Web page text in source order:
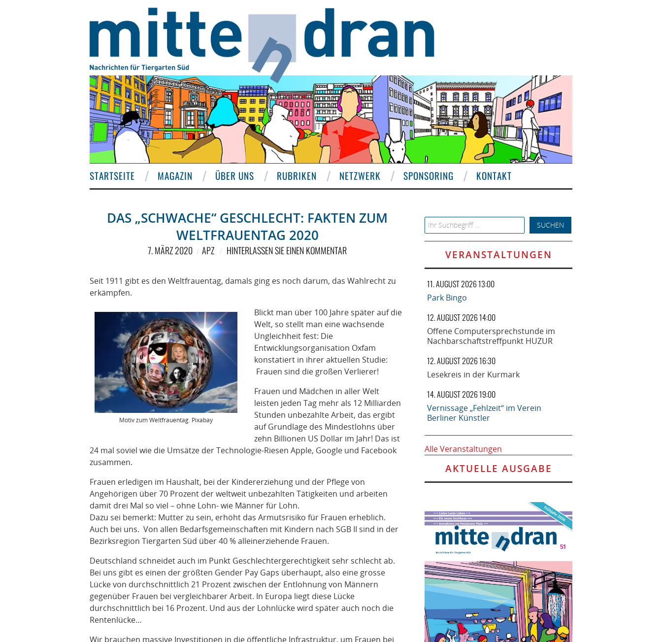
STARTSEITE MAGAZIN ÜBER UNS RUBRIKEN NETZWERK SPONSORING KONTAKT
DAS „SCHWACHE“ GESCHLECHT: FAKTEN ZUM
WELTFRAUENTAG 2020
7. MÄRZ 2020 APZ HINTERLASSEN SIE EINEN KOMMENTAR
Seit 1911 gibt es den Weltfrauentag, damals ging es noch darum, das Wahlrecht zu
erkämpfen.
Motiv zum Weltfrauentag. Pixabay
Blickt man über 100 Jahre später auf die
Welt, so stellt man eine wachsende
Ungleichheit fest: Die
Entwicklungsorganisation Oxfam
konstatiert in ihrer aktuellen Studie:
Frauen sind die großen Verlierer!
Frauen und Mädchen in aller Welt
leisten jeden Tag mehr als 12 Milliarden
Stunden unbezahlte Arbeit, das ergibt
auf Grundlage des Mindestlohns über
zehn Billionen US Dollar im Jahr! Das ist
24 mal soviel wie die Umsätze der Technologie-Riesen Apple, Google und Facebook
zusammen.
Frauen erledigen im Haushalt, bei der Kindererziehung und der Pflege von
Angehörigen über 70 Prozent der weltweit unbezahlten Tätigkeiten und arbeiten
damit drei Mal so viel – ohne Lohn- wie Männer für Lohn.
Dazu sei bemerkt: Mutter zu sein, erhöht das Armutsrisiko für Frauen erheblich.
Auch bei uns. Von allen Bedarfsgemeinschaften mit Kindern nach SGB II sind in der
Bezirksregion Tiergarten Süd über 40 % alleinerziehende Frauen.
Deutschland schneidet auch im Punkt Geschlechtergerechtigkeit sehr schlecht ab.
Bei uns gibt es einen der größten Gender Pay Gaps überhaupt, also eine grosse
Lücke von durchschnittlich 21 Prozent zwischen der Entlohnung von Männern
gegenüber Frauen bei vergleichbarer Arbeit. In Europa liegt diese Lücke
durchschnittlich bei 16 Prozent. Und aus der Lohnlücke wird später auch noch die
Rentenlücke…
Wir brauchen massive Investitionen in die öffentliche Infrastruktur, um Frauen bei
Search for:
VERANSTALTUNGEN
11. AUGUST 2026 13:00
Park Bingo
12. AUGUST 2026 14:00
Offene Computersprechstunde im
Nachbarschaftstreffpunkt HUZUR
12. AUGUST 2026 16:30
Lesekreis in der Kurmark
14. AUGUST 2026 19:00
Vernissage „Fehlzeit“ im Verein
Berliner Künstler
Alle Veranstaltungen
AKTUELLE AUSGABE